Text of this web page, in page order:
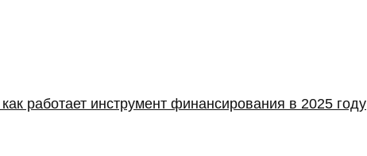
работает инструмент финансирования в 2025 году